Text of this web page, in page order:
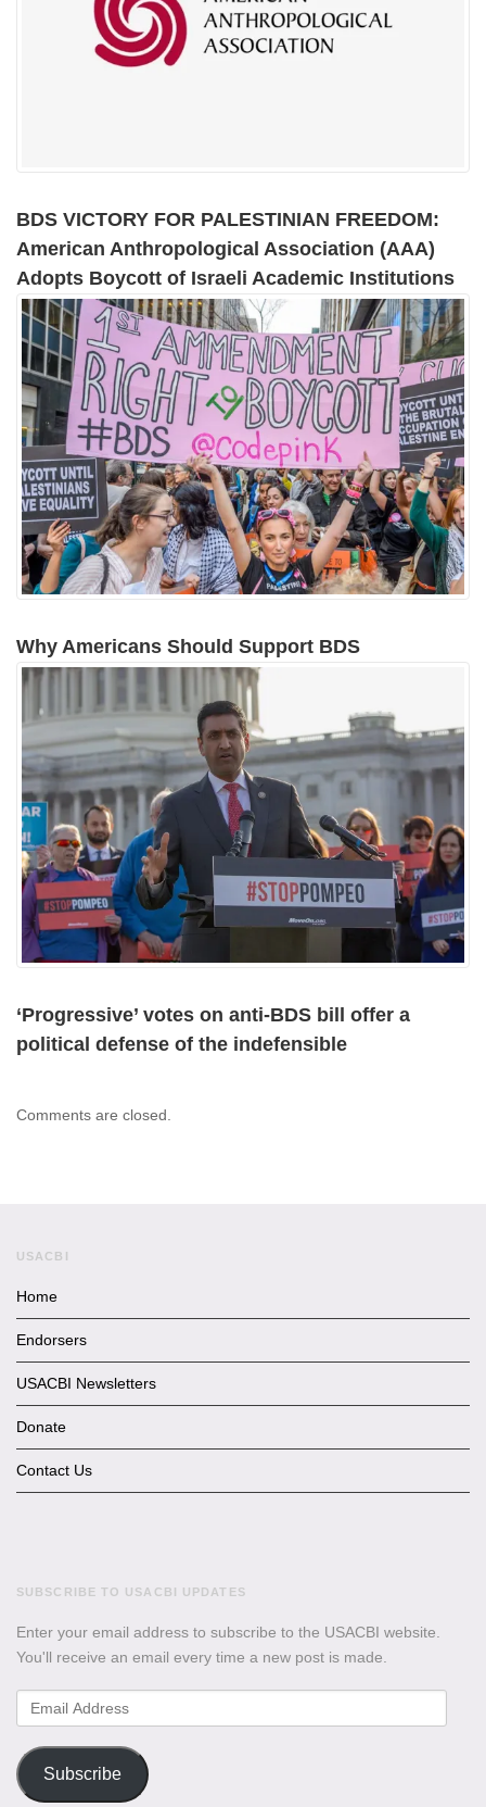
BDS VICTORY FOR PALESTINIAN FREEDOM:
American Anthropological Association (AAA)
Adopts Boycott of Israeli Academic Institutions
Why Americans Should Support BDS
‘Progressive’ votes on anti-BDS bill offer a
political defense of the indefensible
Comments are closed.
USACBI
Home
Endorsers
USACBI Newsletters
Donate
Contact Us
SUBSCRIBE TO USACBI UPDATES
Enter your email address to subscribe to the USACBI website.
You'll receive an email every time a new post is made.
Email
Address
Subscribe